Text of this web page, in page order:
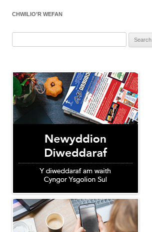
CHWILIO’R WEFAN